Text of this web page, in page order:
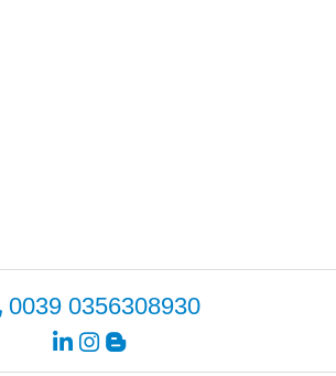
0039 0356308930